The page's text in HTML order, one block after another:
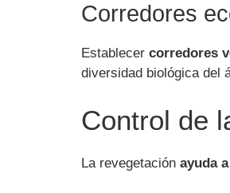
Corredores
Establecer corredores
diversidad biológica del
Control de
La revegetación ayuda